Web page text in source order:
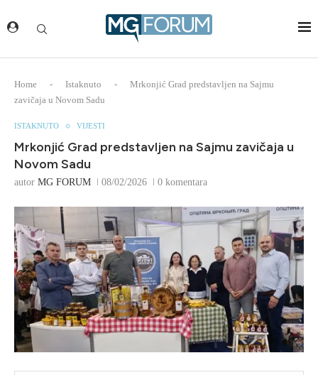
Home - Istaknuto -
Mrkonjić Grad predstavljen na Sajmu
zavičaja u Novom Sadu
ISTAKNUTO VIJESTI
Mrkonjić Grad predstavljen na Sajmu zavičaja u
Novom Sadu
autor MG FORUM 08/02/2026 0 komentara